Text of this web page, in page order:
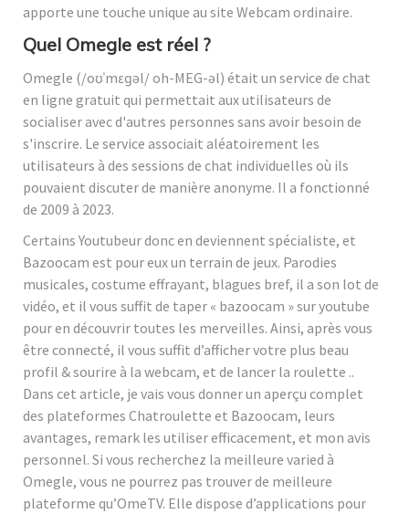
apporte une touche unique au site Webcam ordinaire.
Quel Omegle est réel ?
Omegle (/oʊˈmɛɡəl/ oh-MEG-əl) était un service de chat
en ligne gratuit qui permettait aux utilisateurs de
socialiser avec d'autres personnes sans avoir besoin de
s'inscrire. Le service associait aléatoirement les
utilisateurs à des sessions de chat individuelles où ils
pouvaient discuter de manière anonyme. Il a fonctionné
de 2009 à 2023.
Certains Youtubeur donc en deviennent spécialiste, et
Bazoocam est pour eux un terrain de jeux. Parodies
musicales, costume effrayant, blagues bref, il a son lot de
vidéo, et il vous suffit de taper « bazoocam » sur youtube
pour en découvrir toutes les merveilles. Ainsi, après vous
être connecté, il vous suffit d’afficher votre plus beau
profil & sourire à la webcam, et de lancer la roulette ..
Dans cet article, je vais vous donner un aperçu complet
des plateformes Chatroulette et Bazoocam, leurs
avantages, remark les utiliser efficacement, et mon avis
personnel. Si vous recherchez la meilleure varied à
Omegle, vous ne pourrez pas trouver de meilleure
plateforme qu’OmeTV. Elle dispose d’applications pour